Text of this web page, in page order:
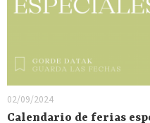
02/09/2024
Calendario de ferias